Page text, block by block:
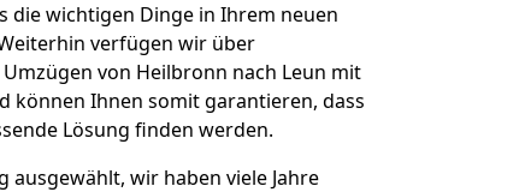
die wichtigen Dinge in Ihrem neuen
verfügen wir über
von Heilbronn nach Leun mit
können Ihnen somit garantieren, dass
Lösung finden werden.
ausgewählt, wir haben viele Jahre